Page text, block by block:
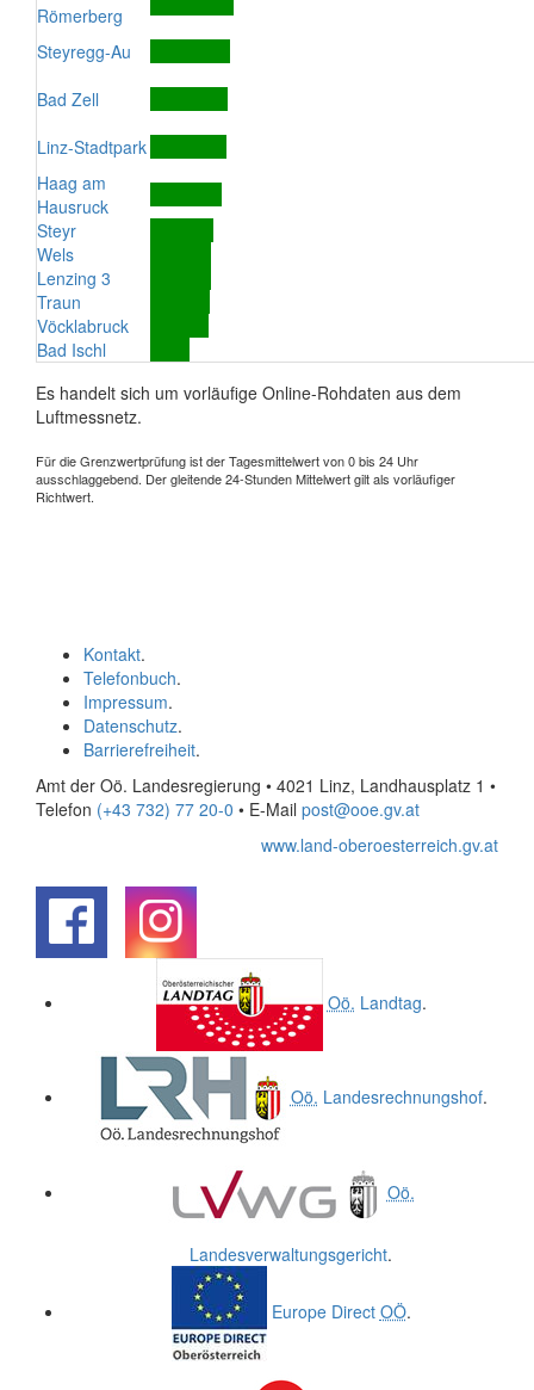
Römerberg
Steyregg-Au
Bad Zell
Linz-Stadtpark
Haag am
Hausruck
Steyr
Wels
Lenzing 3
Traun
Vöcklabruck
Bad Ischl
Es handelt sich um vorläufige Online-Rohdaten aus dem
Luftmessnetz.
Für die Grenzwertprüfung ist der Tagesmittelwert von 0 bis 24 Uhr
ausschlaggebend. Der gleitende 24-Stunden Mittelwert gilt als vorläufiger
Richtwert.
Kontakt.
Telefonbuch.
Impressum.
Datenschutz.
Barrierefreiheit.
Amt der Oö. Landesregierung • 4021 Linz, Landhausplatz 1 •
Telefon (+43 732) 77 20-0 • E-Mail post@ooe.gv.at
www.land-oberoesterreich.gv.at
Oö. Landtag.
Oö. Landesrechnungshof.
Oö.
Landesverwaltungsgericht.
Europe Direct OÖ.